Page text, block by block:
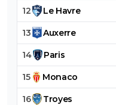
12 Le Havre
13 Auxerre
14 Paris
15 Monaco
16 Troyes